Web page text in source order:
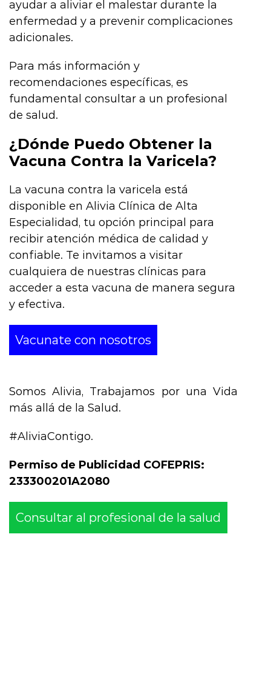
ayudar a aliviar el malestar durante la
enfermedad y a prevenir complicaciones
adicionales.
Para más información y
recomendaciones específicas, es
fundamental consultar a un profesional
de salud.
¿Dónde Puedo Obtener la
Vacuna Contra la Varicela?
La vacuna contra la varicela está
disponible en Alivia Clínica de Alta
Especialidad, tu opción principal para
recibir atención médica de calidad y
confiable. Te invitamos a visitar
cualquiera de nuestras clínicas para
acceder a esta vacuna de manera segura
y efectiva.
Vacunate con nosotros
Somos Alivia, Trabajamos por una Vida
más allá de la Salud.
#AliviaContigo.
Permiso de Publicidad COFEPRIS:
233300201A2080
Consultar al profesional de la salud